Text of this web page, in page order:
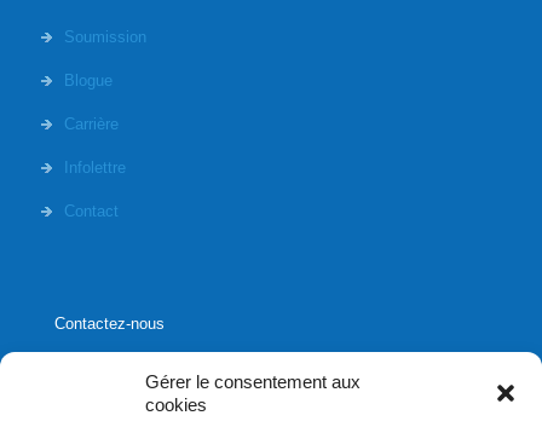
Gérer le consentement aux
cookies
Soumission
Blogue
Carrière
Infolettre
Contact
Contactez-nous